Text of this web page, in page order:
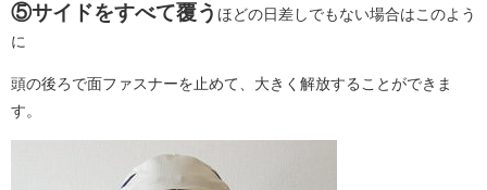
⑤サイドをすべて覆う ほどの日差しでもない場合はこのよう
に
頭の後ろで面ファスナーを止めて、大きく解放することができま
す。